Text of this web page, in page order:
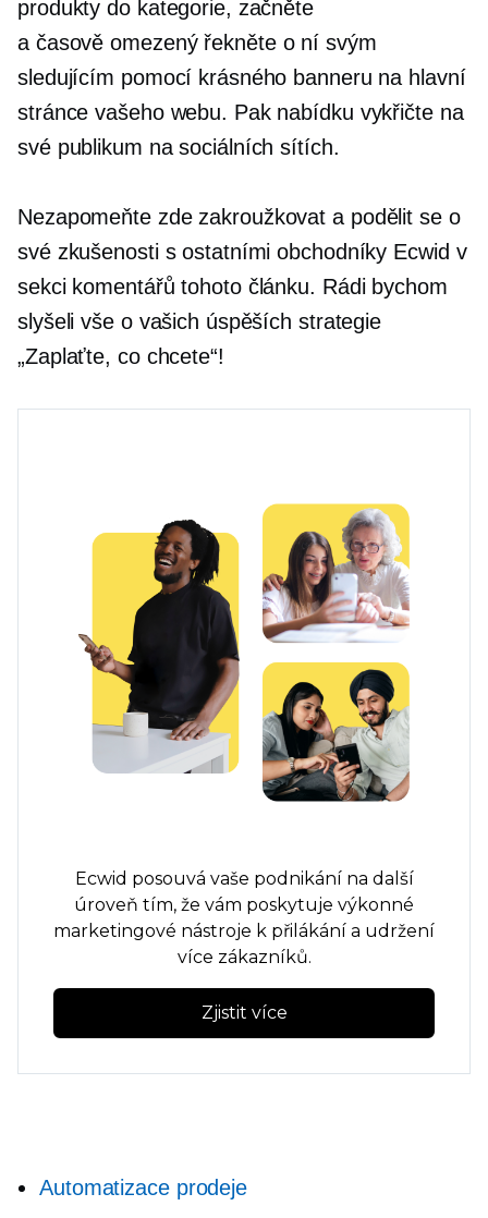
produkty do kategorie, začněte
a časově omezenýřekněte o ní svým
sledujícím pomocí krásného banneru na hlavní
stránce vašeho webu. Pak nabídku vykřičte na
své publikum na sociálních sítích.
Nezapomeňte zde zakroužkovat a podělit se o
své zkušenosti s ostatními obchodníky Ecwid v
sekci komentářů tohoto článku. Rádi bychom
slyšeli vše o vašich úspěších strategie
„Zaplaťte, co chcete“!
Ecwid posouvá vaše podnikání na další
úroveň tím, že vám poskytuje výkonné
marketingové nástroje k přilákání a udržení
více zákazníků.
Zjistit více
Automatizace prodeje